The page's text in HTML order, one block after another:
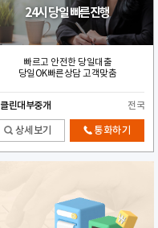
24시 당일 빠른진행
빠르고 안전한 당일대출
당일OK빠른상담 고객맞춤
클린대부중개 전국
상세보기 통화하기